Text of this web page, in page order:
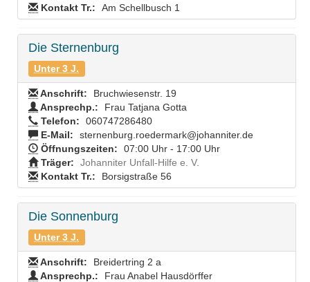
Kontakt Tr.:
Am Schellbusch 1
Die Sternenburg
Unter 3 J.
Anschrift:
Bruchwiesenstr. 19
Ansprechp.:
Frau Tatjana Gotta
Telefon:
060747286480
E-Mail:
sternenburg.roedermark@johanniter.de
Öffnungszeiten:
07:00 Uhr - 17:00 Uhr
Träger:
Johanniter Unfall-Hilfe e. V.
Kontakt Tr.:
Borsigstraße 56
Die Sonnenburg
Unter 3 J.
Anschrift:
Breidertring 2 a
Ansprechp.:
Frau Anabel Hausdörffer